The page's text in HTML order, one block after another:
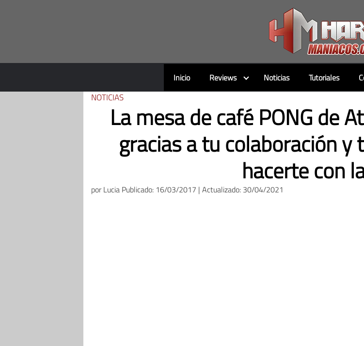
Inicio Reviews Noticias Tutoriales
NOTICIAS
La mesa de café PONG de
gracias a tu colaboración
hacerte con
porLucia Publicado: 16/03/2017 | Actualizado: 30/04/2021